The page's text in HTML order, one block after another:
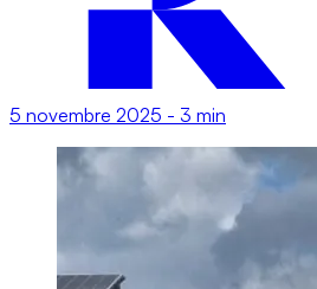
5 novembre 2025 - 3 min